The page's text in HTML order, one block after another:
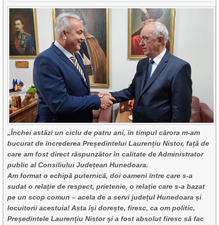
„Închei astăzi un ciclu de patru ani, în timpul cărora m-am
bucurat de încrederea Președintelui Laurențiu Nistor, față de
care am fost direct răspunzător în calitate de Administrator
public al Consiliului Județean Hunedoara.
Am format o echipă puternică, doi oameni între care s-a
sudat o relație de respect, prietenie, o relație care s-a bazat
pe un scop comun – acela de a servi județul Hunedoara și
locuitorii acestuia! Asta își dorește, firesc, ca om politic,
Președintele Laurențiu Nistor și a fost absolut firesc să fac